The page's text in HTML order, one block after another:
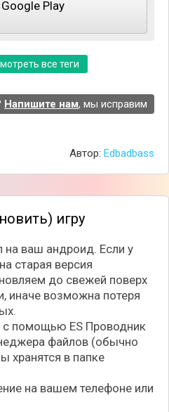
зависит исход боя.
заклинание
задействовать их
стоит каждому бойцу
увеличивается их
Google Play
все теги
Напишите нам, мы исправим
Автор: Edbadbass
игру
на ваш андроид. Если у
старая версия
до свежей поверх
иначе возможна потеря
с помощью ES Проводник
файлов (обычно
хранятся в папке
на вашем телефоне или